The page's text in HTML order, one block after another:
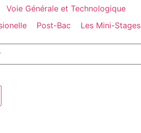
Voie Générale et Technologique
Post-Bac Les Mini-Stages